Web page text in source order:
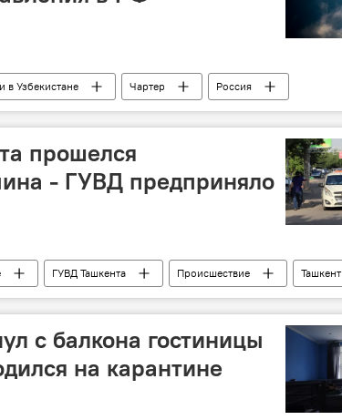
в Узбекистане Чартер Россия
прошелся
- ГУВД предприняло
ГУВД Ташкента Происшествие
Ташкент
с балкона гостиницы
на карантине